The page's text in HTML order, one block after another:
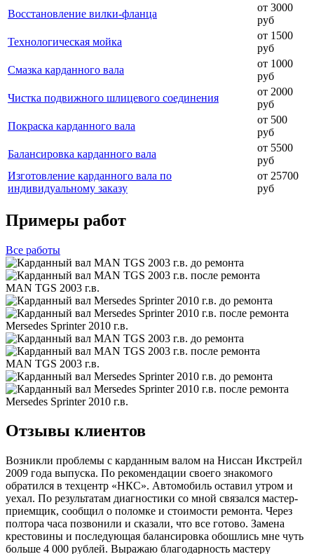
Восстановление вилки-фланца
от 3000
руб
Технологическая мойка
от 1500
руб
Смазка карданного вала
от 1000
руб
Чистка подвижного шлицевого соединения
от 2000
руб
Покраска карданного вала
от 500
руб
Балансировка карданного вала
от 5500
руб
Изготовление карданного вала по
индивидуальному заказу
от 25700
руб
Примеры работ
Все работы
MAN TGS 2003 г.в.
Mersedes Sprinter 2010 г.в.
MAN TGS 2003 г.в.
Mersedes Sprinter 2010 г.в.
Отзывы клиентов
Возникли проблемы с карданным валом на Ниссан Икстрейл
2009 года выпуска. По рекомендации своего знакомого
обратился в техцентр «НКС». Автомобиль оставил утром и
уехал. По результатам диагностики со мной связался мастер-
приемщик, сообщил о поломке и стоимости ремонта. Через
полтора часа позвонили и сказали, что все готово. Замена
крестовины и последующая балансировка обошлись мне чуть
больше 4 000 рублей. Выражаю благодарность мастеру